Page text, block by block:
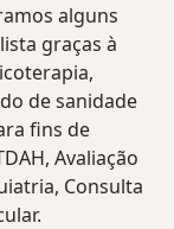
alguns
graças à
de sanidade
fins de
Avaliação
Consulta